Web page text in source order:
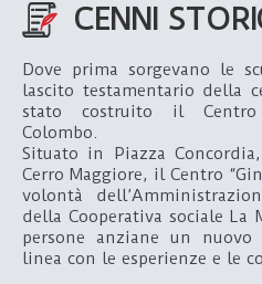
CENNI
Dove prima sorgevano le
lascito testamentario della
stato costruito il Centro
Colombo.
Situato in Piazza
Cerro Maggiore, il Centro
volontà
della Cooperativa sociale
persone anziane un
linea con le esperienze e le